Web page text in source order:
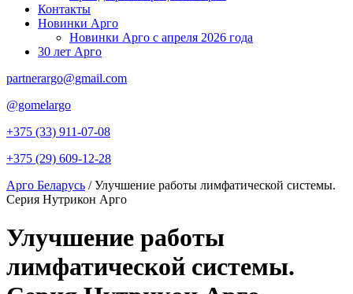
Контакты
Новинки Арго
Новинки Арго с апреля 2026 года
30 лет Арго
partnerargo@gmail.com
@gomelargo
+375 (33) 911-07-08
+375 (29) 609-12-28
Арго Беларусь /Улучшение работы лимфатической системы.
Серия Нутрикон Арго
Улучшение работы
лимфатической системы.